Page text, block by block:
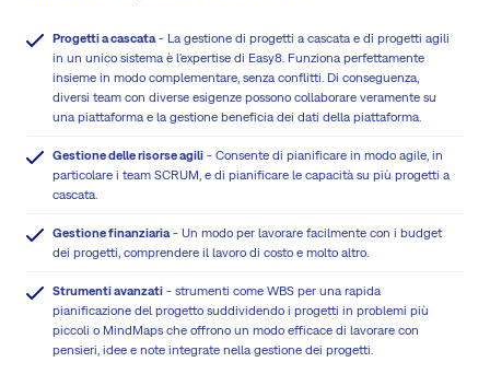
Progetti a cascata- La gestione di progetti a cascata e di progetti agili
in un unico sistema è l'expertise di Easy8. Funziona perfettamente
insieme in modo complementare, senza conflitti. Di conseguenza,
diversi team con diverse esigenze possono collaborare veramente su
una piattaforma e la gestione beneficia dei dati della piattaforma.
Gestione delle risorse agili - Consente di pianificare in modo agile, in
particolare i team SCRUM, e di pianificare le capacità su più progetti a
cascata.
Gestione finanziaria- Un modo per lavorare facilmente con i budget
dei progetti, comprendere il lavoro di costo e molto altro.
Strumenti avanzati - strumenti come WBS per una rapida
pianificazione del progetto suddividendo i progetti in problemi più
piccoli o MindMaps che offrono un modo efficace di lavorare con
pensieri, idee e note integrate nella gestione dei progetti.